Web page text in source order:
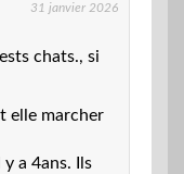
31 janvier 2026
chats., si
elle marcher
a 4ans. Ils